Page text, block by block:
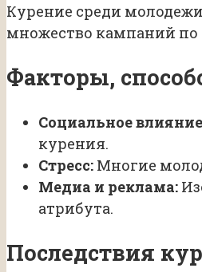
Курение среди
множество кампаний
Факторы,
Социальное
курения.
Стресс: Многие
Медиа и реклама:
атрибута.
Последствия